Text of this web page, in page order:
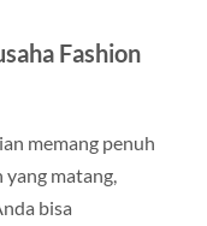
Fashion
memang penuh
matang,
bisa